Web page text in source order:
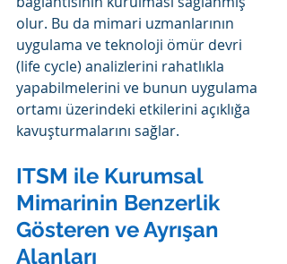
olur. Bu da mimari uzmanlarının
uygulama ve teknoloji ömür devri
(life cycle) analizlerini rahatlıkla
yapabilmelerini ve bunun uygulama
ortamı üzerindeki etkilerini açıklığa
kavuşturmalarını sağlar.
ITSM ile Kurumsal
Mimarinin Benzerlik
Gösteren ve Ayrışan
Alanları